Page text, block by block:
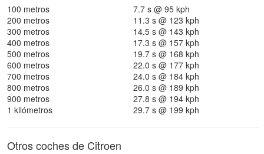
100 metros
7.7 s @ 95 kph
200 metros
11.3 s @ 123 kph
300 metros
14.5 s @ 143 kph
400 metros
17.3 s @ 157 kph
500 metros
19.7 s @ 168 kph
600 metros
22.0 s @ 177 kph
700 metros
24.0 s @ 184 kph
800 metros
26.0 s @ 189 kph
900 metros
27.8 s @ 194 kph
1 kilómetros
29.7 s @ 199 kph
Otros coches de Citroen